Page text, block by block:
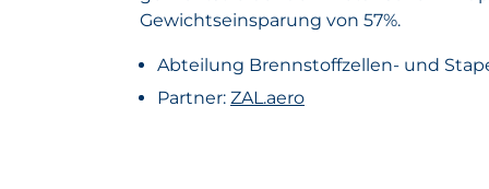
Gewichtseinsparung von 57%.
Abteilung Brennstoffzellen- und
Partner: ZAL.aero